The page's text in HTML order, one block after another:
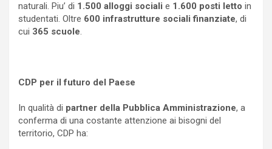
naturali. Piu’ di 1.500 alloggi sociali e 1.600 posti letto in
studentati. Oltre 600 infrastrutture sociali finanziate, di
cui 365 scuole.
CDP per il futuro del Paese
In qualità di partner della Pubblica Amministrazione, a
conferma di una costante attenzione ai bisogni del
territorio, CDP ha: